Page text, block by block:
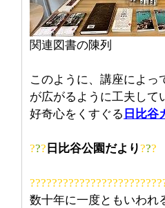
関連図書の陳列
このように、講座によっ
が広がるように工夫して
好奇心をくすぐる 日比谷
??? 日比谷公園だより???
数十年に一度ともいわれ